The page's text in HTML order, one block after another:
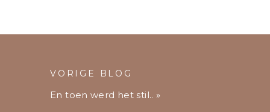
En toen werd het stil.. »
VORIGE BLOG